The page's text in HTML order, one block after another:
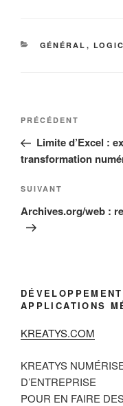
CATÉGORIES
GÉNÉRAL ,
Navigation
l’article
Article
précédent
PRÉCÉDENT
Limite d’Excel :
transformation
Article
suivant
SUIVANT
Archives.org/web :
APPLICATIONS
KREATYS.COM
KREATYS
D’ENTREPRISE
POUR EN FAIRE